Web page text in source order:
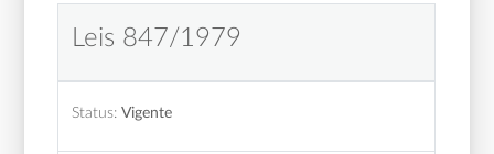
Leis 847/1979
Status: Vigente